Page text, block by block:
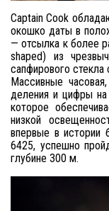
Captain Cook
окошко даты в
— отсылка к более
shaped) из
сапфирового
Массивные
деления и цифры
которое
низкой
впервые в истории
6425, успешно
глубине 300 м.